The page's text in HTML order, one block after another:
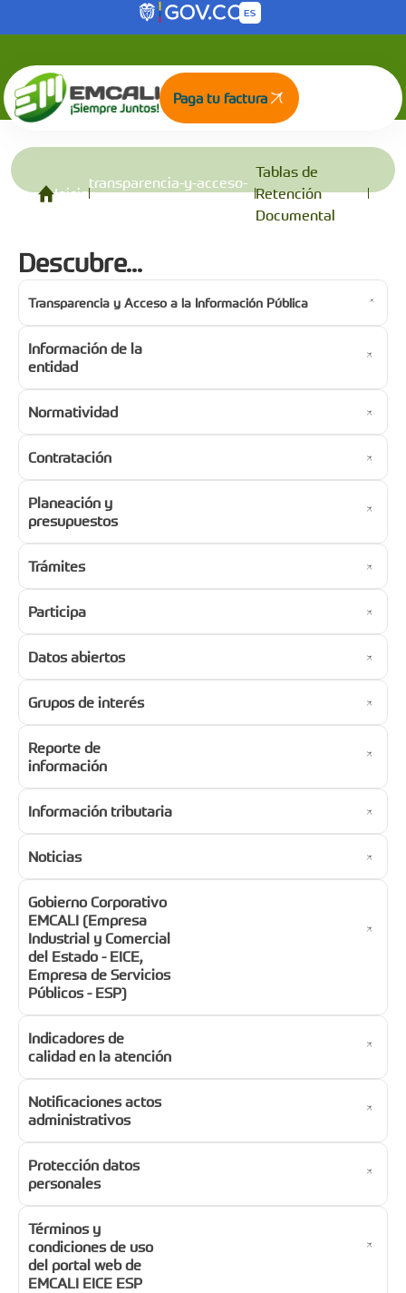
Saltar al contenido principal
Tablas de Retención Documental
Paga tu factura
Inicio
transparencia-y-acceso-
a-la-informacion-publica
Tablas de
Retención
Documental
Descubre...
Transparencia y Acceso a la Información Pública
Información de la
entidad
Normatividad
Contratación
Planeación y
presupuestos
Trámites
Participa
Datos abiertos
Grupos de interés
Reporte de
información
Información tributaria
Noticias
Gobierno Corporativo
EMCALI (Empresa
Industrial y Comercial
del Estado - EICE,
Empresa de Servicios
Públicos - ESP)
Indicadores de
calidad en la atención
Notificaciones actos
administrativos
Protección datos
personales
Términos y
condiciones de uso
del portal web de
EMCALI EICE ESP